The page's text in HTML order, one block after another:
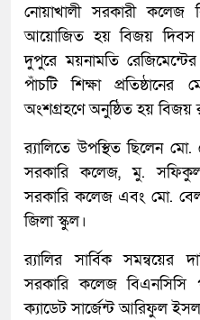
নোয়াখালী সরকারী কলেজ
আয়োজিত হয় বিজয় দিবস
দুপুরে ময়নামতি
পাঁচটি শিক্ষা
অংশগ্রহণে অনুষ্ঠিত হয় বিজয়
র‍্যালিতে উপস্থিত ছিলেন
সরকারি কলেজ, মু.
সরকারি কলেজ এবং মো.
জিলা স্কুল।
র‍্যালির সার্বিক সমন্বয়ের
সরকারি কলেজ বিএনসিসি
ক্যাডেট সার্জেন্ট আরিফুল